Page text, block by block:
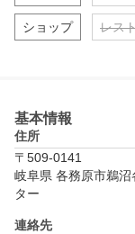
ショップ レス
基本情報
住所
〒509-0141
岐阜県 各務原市鵜
ター
連絡先